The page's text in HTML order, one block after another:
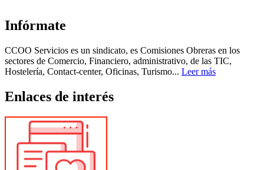
Infórmate
CCOO Servicios es un sindicato, es Comisiones Obreras en los
sectores de Comercio, Financiero, administrativo, de las TIC,
Hostelería, Contact-center, Oficinas, Turismo... Leer más
Enlaces de interés